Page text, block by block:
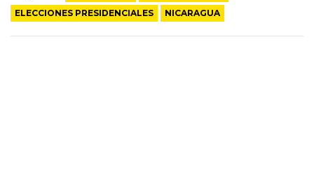
ELECCIONES PRESIDENCIALES
NICARAGUA